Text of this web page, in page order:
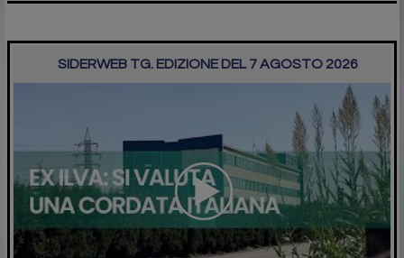
SIDERWEB TG. EDIZIONE DEL 7 AGOSTO 2026